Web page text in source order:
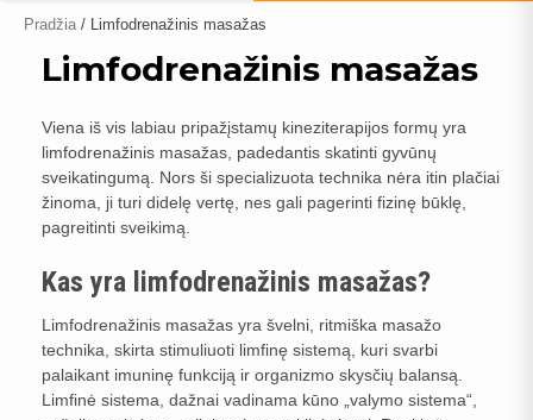
Pradžia / Limfodrenažinis masažas
Limfodrenažinis masažas
Viena iš vis labiau pripažįstamų kineziterapijos formų yra
limfodrenažinis masažas, padedantis skatinti gyvūnų
sveikatingumą. Nors ši specializuota technika nėra itin plačiai
žinoma, ji turi didelę vertę, nes gali pagerinti fizinę būklę,
pagreitinti sveikimą.
Kas yra limfodrenažinis masažas?
Limfodrenažinis masažas yra švelni, ritmiška masažo
technika, skirta stimuliuoti limfinę sistemą, kuri svarbi
palaikant imuninę funkciją ir organizmo skysčių balansą.
Limfinė sistema, dažnai vadinama kūno „valymo sistema“,